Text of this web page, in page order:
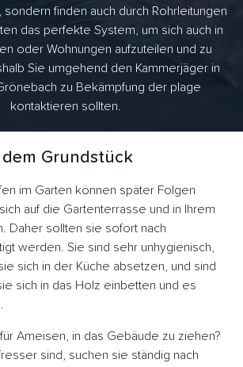
sondern finden auch durch Rohrleitungen
das perfekte System, um sich auch in
oder Wohnungen aufzuteilen und zu
Sie umgehend den Kammerjäger in
zu Bekämpfung der plage
kontaktieren sollten.
Grundstück
im Garten können später Folgen
auf die Gartenterrasse und in Ihrem
Daher sollten sie sofort nach
werden. Sie sind sehr unhygienisch,
sich in der Küche absetzen, und sind
sich in das Holz einbetten und es
Ameisen, in das Gebäude zu ziehen?
sind, suchen sie ständig nach